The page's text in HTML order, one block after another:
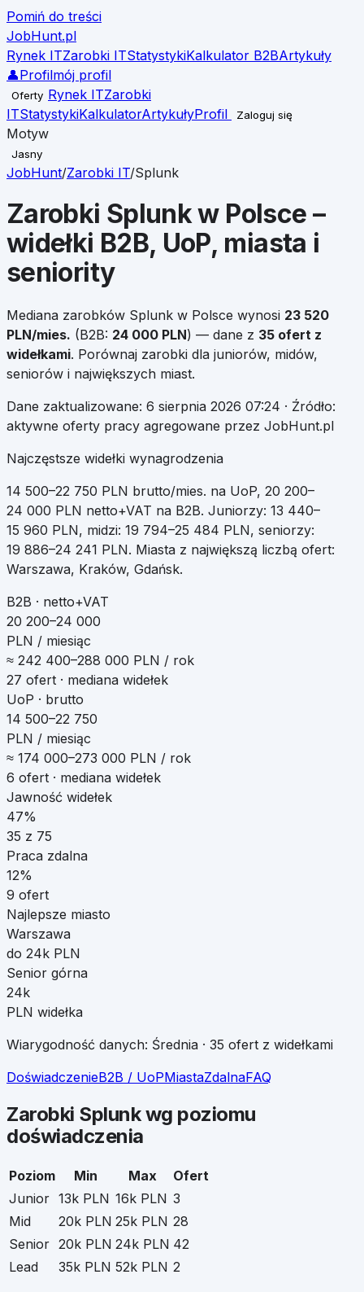
Pomiń do treści
JobHunt.pl
Rynek ITZarobki ITStatystykiKalkulator B2BArtykuły
👤Profilmój profil
Oferty Rynek ITZarobki
ITStatystykiKalkulatorArtykułyProfil Zaloguj się
Motyw
Jasny
JobHunt/Zarobki IT/Splunk
Zarobki Splunkw Polsce –
widełki B2B, UoP, miasta i
seniority
Mediana zarobków Splunk w Polsce wynosi 23 520
PLN/mies. (B2B: 24 000 PLN) — dane z 35 ofert z
widełkami. Porównaj zarobki dla juniorów, midów,
seniorów i największych miast.
Dane zaktualizowane: 6 sierpnia 2026 07:24 · Źródło:
aktywne oferty pracy agregowane przez JobHunt.pl
Najczęstsze widełki wynagrodzenia
14 500–22 750 PLN brutto/mies. na UoP, 20 200–
24 000 PLN netto+VAT na B2B. Juniorzy: 13 440–
15 960 PLN, midzi: 19 794–25 484 PLN, seniorzy:
19 886–24 241 PLN. Miasta z największą liczbą ofert:
Warszawa, Kraków, Gdańsk.
B2B · netto+VAT
20 200–24 000
PLN / miesiąc
≈ 242 400–288 000 PLN / rok
27 ofert · mediana widełek
UoP · brutto
14 500–22 750
PLN / miesiąc
≈ 174 000–273 000 PLN / rok
6 ofert · mediana widełek
Jawność widełek
47%
35 z 75
Praca zdalna
12%
9 ofert
Najlepsze miasto
Warszawa
do 24k PLN
Senior górna
24k
PLN widełka
Wiarygodność danych: Średnia · 35 ofert z widełkami
DoświadczenieB2B / UoPMiastaZdalnaFAQ
Zarobki Splunkwg poziomu
doświadczenia
Poziom Min Max
Ofert
Junior 13k PLN 16k PLN 3
Mid
20k PLN 25k PLN 28
Senior 20k PLN 24k PLN 42
Lead
35k PLN 52k PLN 2